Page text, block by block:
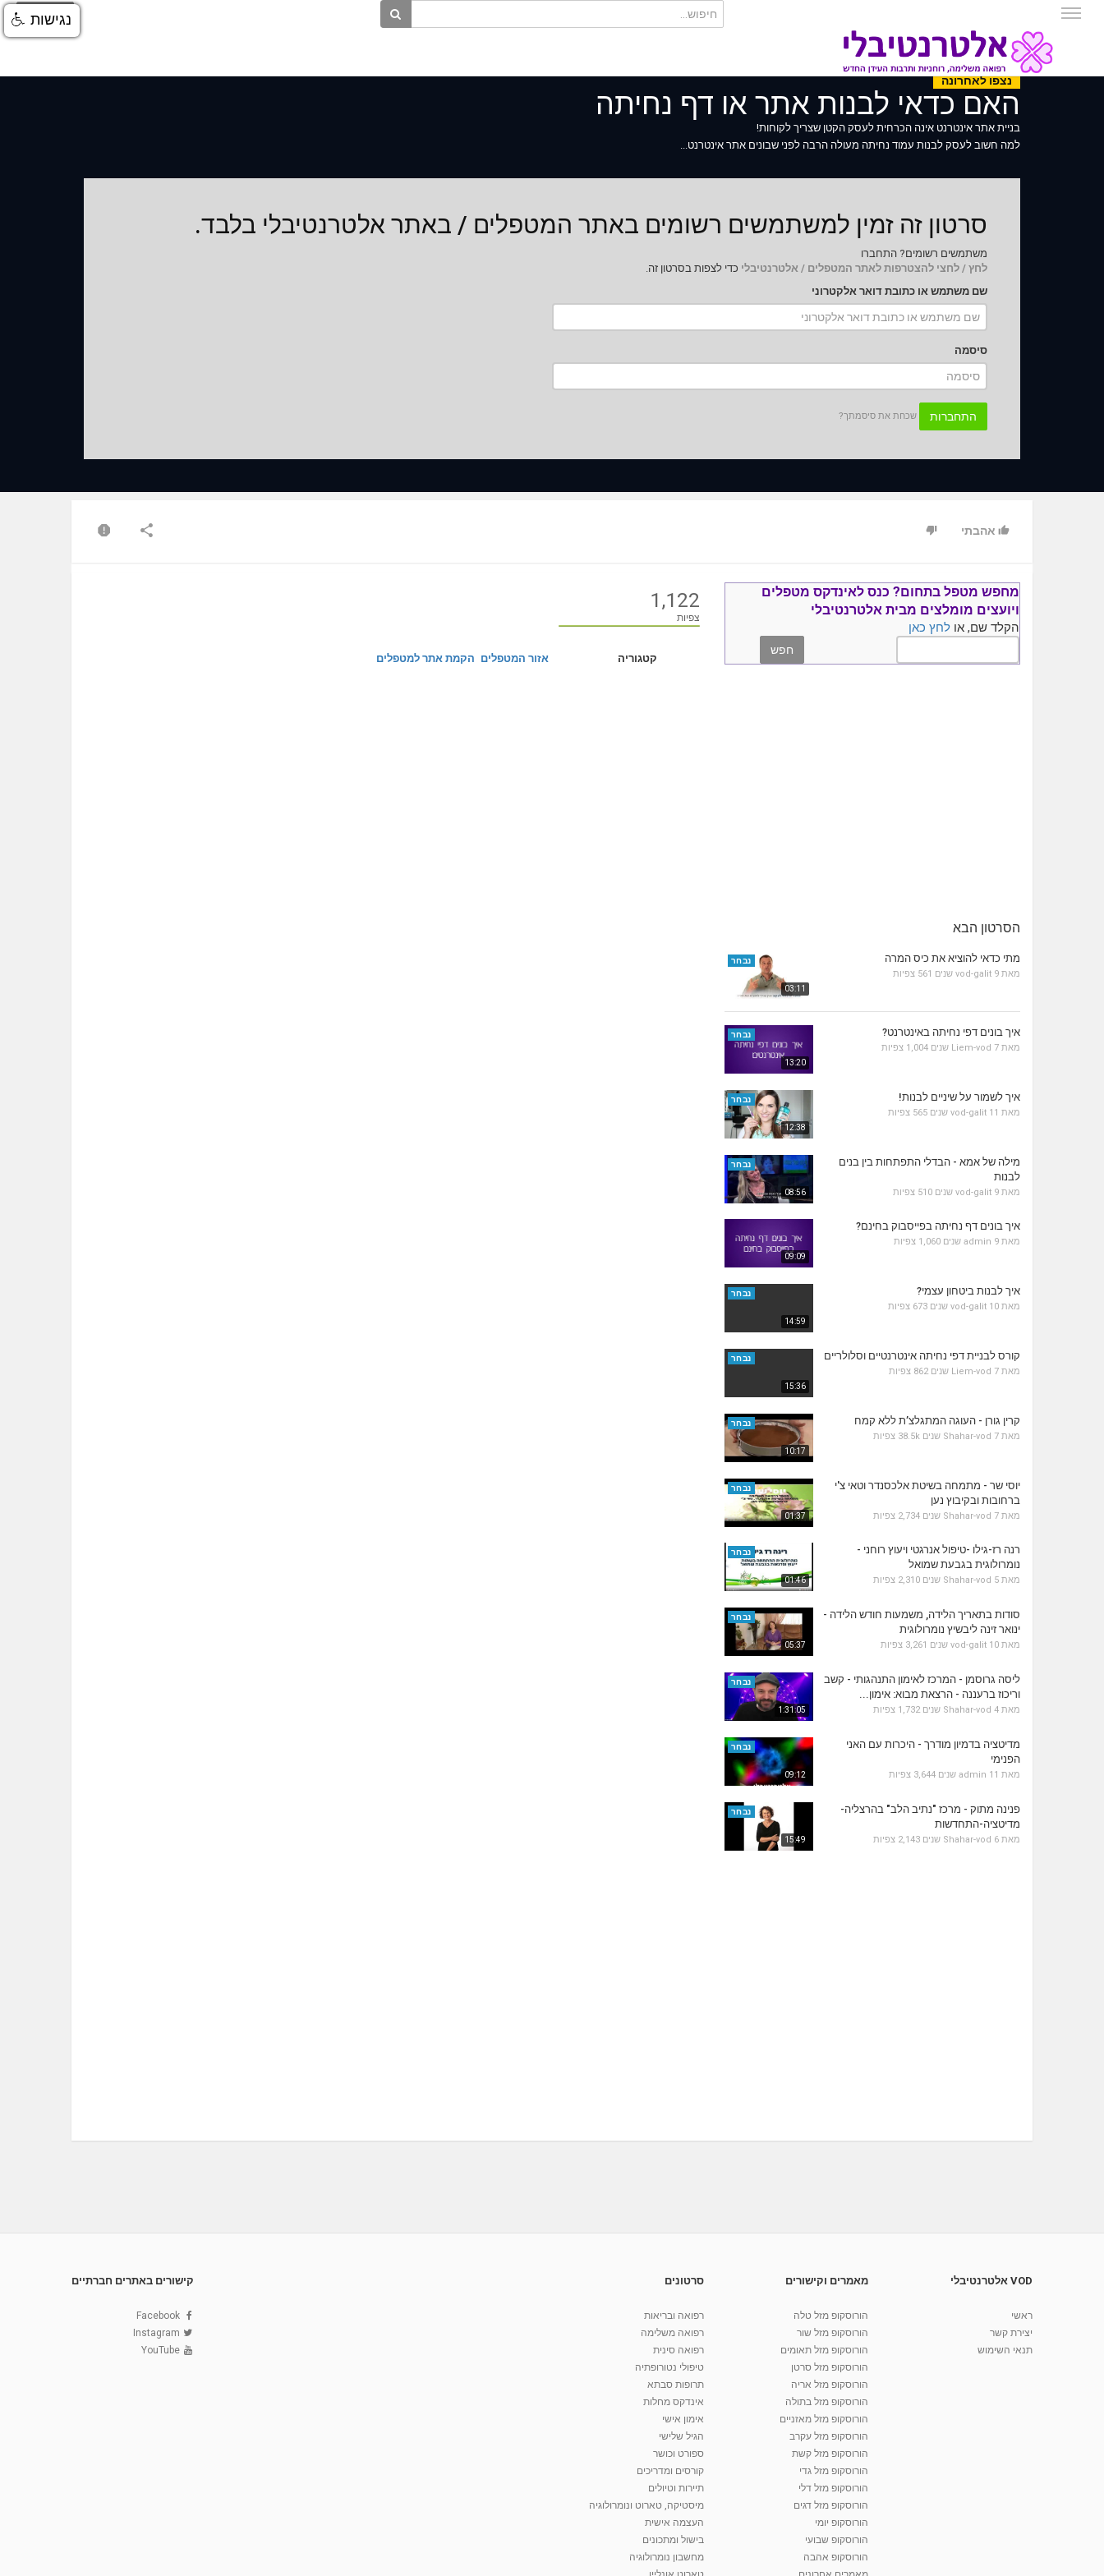
התחברות
נצפו לאחרונה
האם כדאי לבנות אתר או דף נחיתה
בניית אתר אינטרנט אינה הכרחית לעסק הקטן שצריך לקוחות!
למה חשוב לעסק לבנות עמוד נחיתה מעולה הרבה לפני שבונים אתר אינטרנט...
סרטון זה זמין למשתמשים רשומים באתר המטפלים / באתר אלטרנטיבלי בלבד.
משתמשים רשומים? התחברו
לחץ / לחצי להצטרפות לאתר המטפלים / אלטרנטיבלי כדי לצפות בסרטון זה.
שם משתמש או כתובת דואר אלקטרוני
סיסמה
התחברות שכחת את סיסמתך?
אהבתי
1,122
צפיות
קטגוריה אזור המטפלים הקמת אתר למטפלים
מחפש מטפל בתחום? כנס לאינדקס מטפלים
ויועצים מומלצים מבית אלטרנטיבלי
הקלד שם, או לחץ כאן
הסרטון הבא
03:11
נבחר מתי כדאי להוציא את כיס המרה
מאת vod-galit 9 שנים 561 צפיות
13:20
נבחר איך בונים דפי נחיתה באינטרנט?
מאת Liem-vod 7 שנים 1,004 צפיות
12:38
נבחר איך לשמור על שיניים לבנות!
מאת vod-galit 11 שנים 565 צפיות
08:56
נבחר
מילה של אמא - הבדלי התפתחות בין בנים
לבנות
מאת vod-galit 9 שנים 510 צפיות
09:09
איך בונים דף נחיתה בפייסבוק בחינם?
מאת admin 9 שנים 1,060 צפיות
14:59
נבחר איך לבנות ביטחון עצמי?
מאת vod-galit 10 שנים 673 צפיות
15:36
נבחר קורס לבניית דפי נחיתה אינטרנטיים וסלולריים
מאת Liem-vod 7 שנים 862 צפיות
10:17
נבחר קרין גורן - העוגה המתגלצ’ת ללא קמח
מאת Shahar-vod 7 שנים 38.5k צפיות
01:37
נבחר
יוסי שר - מתמחה בשיטת אלכסנדר וטאי צ'י
ברחובות ובקיבוץ נען
מאת Shahar-vod 7 שנים 2,734 צפיות
01:46
נבחר
רנה רז-גילו -טיפול אנרגטי ויעוץ רוחני -
נומרולוגית בגבעת שמואל
מאת Shahar-vod 5 שנים 2,310 צפיות
05:37
נבחר
סודות בתאריך הלידה, משמעות חודש הלידה -
ינואר זינה ליבשיץ נומרולוגית
מאת vod-galit 10 שנים 3,261 צפיות
1:31:05
נבחר
ליסה גרוסמן - המרכז לאימון התנהגותי - קשב
וריכוז ברעננה - הרצאת מבוא: אימון...
מאת Shahar-vod 4 שנים 1,732 צפיות
09:12
נבחר
מדיטציה בדמיון מודרך - היכרות עם האני
הפנימי
מאת admin 11 שנים 3,644 צפיות
15:49
נבחר
פנינה מתוק - מרכז "נתיב הלב" בהרצליה-
מדיטציה-התחדשות
מאת Shahar-vod 6 שנים 2,143 צפיות
VOD אלטרנטיבלי
ראשי
יצירת קשר
תנאי השימוש
מאמרים וקישורים
הורוסקופ מזל טלה
הורוסקופ מזל שור
הורוסקופ מזל תאומים
הורוסקופ מזל סרטן
הורוסקופ מזל אריה
הורוסקופ מזל בתולה
הורוסקופ מזל מאזניים
הורוסקופ מזל עקרב
הורוסקופ מזל קשת
הורוסקופ מזל גדי
הורוסקופ מזל דלי
הורוסקופ מזל דגים
הורוסקופ יומי
הורוסקופ שבועי
הורוסקופ אהבה
סרטונים
רפואה ובריאות
רפואה משלימה
רפואה סינית
טיפולי נטורופתיה
תרופות סבתא
אינדקס מחלות
אימון אישי
הגיל שלישי
ספורט וכושר
קורסים ומדריכים
תיירות וטיולים
מיסטיקה, טארוט ונומרולוגיה
העצמה אישית
בישול ומתכונים
מחשבון נומרולוגיה
קישורים באתרים חברתיים
Facebook
Instagram
YouTube
נגישות